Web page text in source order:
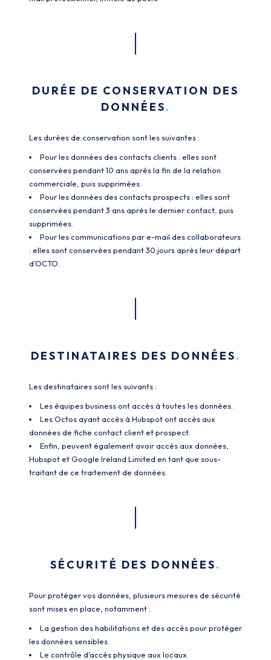
DURÉE DE CONSERVATION DES
DONNÉES
Les durées de conservation sont les suivantes :
Pour les données des contacts clients : elles sont
conservées pendant 10 ans après la fin de la relation
commerciale, puis supprimées.
Pour les données des contacts prospects : elles sont
conservées pendant 3 ans après le dernier contact, puis
supprimées.
Pour les communications par e-mail des collaborateurs
: elles sont conservées pendant 30 jours après leur départ
d’OCTO.
DESTINATAIRES DES DONNÉES
Les destinataires sont les suivants :
Les équipes business ont accès à toutes les données.
Les Octos ayant accès à Hubspot ont accès aux
données de fiche contact client et prospect.
Enfin, peuvent également avoir accès aux données,
Hubspot et Google Ireland Limited en tant que sous-
traitant de ce traitement de données.
SÉCURITÉ DES DONNÉES
Pour protéger vos données, plusieurs mesures de sécurité
sont mises en place, notamment :
La gestion des habilitations et des accès pour protéger
les données sensibles.
Le contrôle d'accès physique aux locaux.